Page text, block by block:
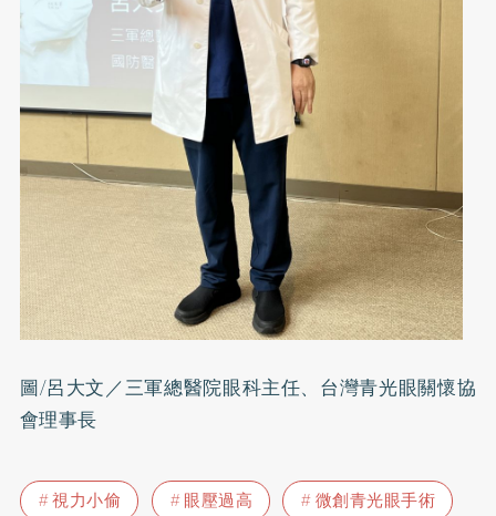
圖/呂大文／三軍總醫院眼科主任、台灣青光眼關懷協
會理事長
視力小偷 眼壓過高
微創青光眼手術